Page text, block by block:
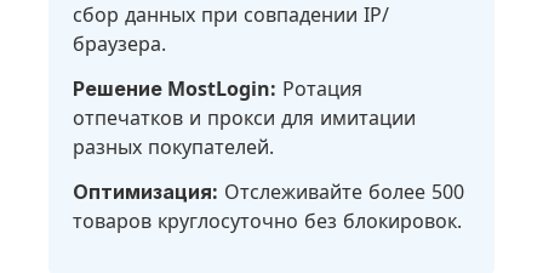
сбор данных при совпадении IP/
браузера.
Решение MostLogin: Ротация
отпечатков и прокси для имитации
разных покупателей.
Оптимизация: Отслеживайте более 500
товаров круглосуточно без блокировок.